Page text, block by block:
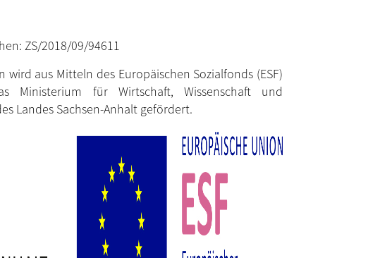
ZS/2018/09/94611
wird aus Mitteln des Europäischen Sozialfonds (ESF)
Ministerium für Wirtschaft, Wissenschaft und
Landes Sachsen-Anhalt gefördert.